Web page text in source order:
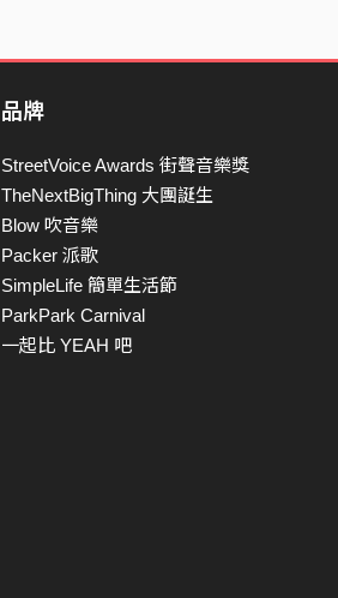
品牌
StreetVoice Awards 街聲音樂獎
TheNextBigThing 大團誕生
Blow 吹音樂
Packer 派歌
SimpleLife 簡單生活節
ParkPark Carnival
一起比 YEAH 吧